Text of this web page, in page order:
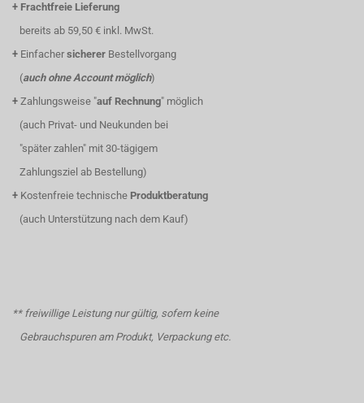
+ Frachtfreie Lieferung
bereits ab 59,50 € inkl. MwSt.
+ Einfacher sicherer Bestellvorgang
(auch ohne Account möglich)
+ Zahlungsweise "auf Rechnung" möglich
(auch Privat- und Neukunden bei
"später zahlen" mit 30-tägigem
Zahlungsziel ab Bestellung)
+ Kostenfreie technische Produktberatung
(auch Unterstützung nach dem Kauf)
** freiwillige Leistung nur gültig, sofern keine
Gebrauchspuren am Produkt, Verpackung etc.